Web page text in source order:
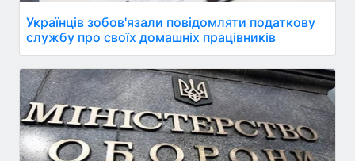
Українців зобов'язали повідомляти податкову
службу про своїх домашніх працівників